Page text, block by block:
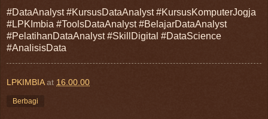
#DataAnalyst #KursusDataAnalyst #KursusKomputerJogja
#LPKImbia #ToolsDataAnalyst #BelajarDataAnalyst
#PelatihanDataAnalyst #SkillDigital #DataScience
#AnalisisData
LPKIMBIA at 16.00.00
Berbagi